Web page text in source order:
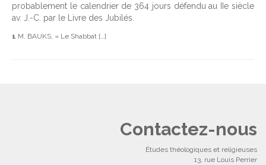
probablement le calendrier de 364 jours défendu au IIe siècle
av. J.-C. par le Livre des Jubilés.
1 M. BAUKS, « Le Shabbat […]
Contactez-nous
Études théologiques et religieuses
13, rue Louis Perrier